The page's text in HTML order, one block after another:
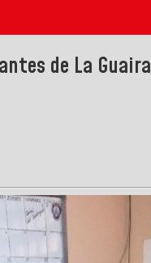
de La Guaira